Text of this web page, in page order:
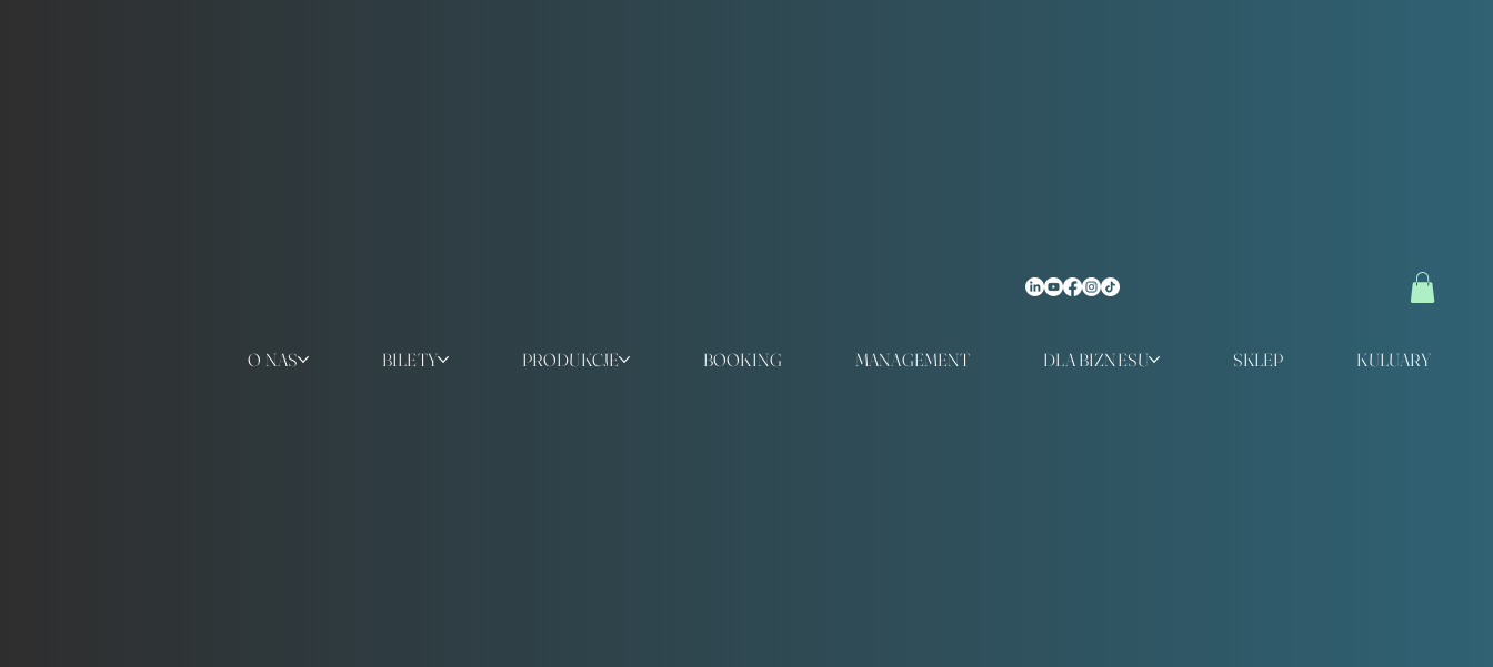
O NAS BILETY PRODUKCJE BOOKING MANAGEMENT DLA BIZNESU SKLEP KULUARY